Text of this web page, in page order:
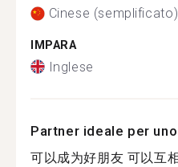
Cinese (semplificato)
IMPARA
Inglese
Partner ideale per
可以成为好朋友 可以互